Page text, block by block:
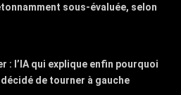
sous-évaluée, selon
: l’IA qui explique enfin pourquoi
de tourner à gauche